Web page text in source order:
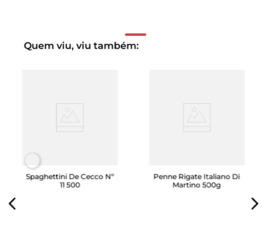
Quem viu, viu também:
Spaghettini De Cecco Nº
11 500
Penne Rigate Italiano Di
Martino 500g